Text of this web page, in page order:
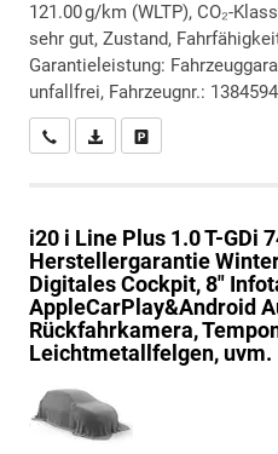
121.00 g/km (WLTP), CO₂-
sehr gut, Zustand,
Garantieleistung:
unfallfrei, Fahrzeugnr.: 1384594
Wir rufen Sie an
PDF-Datei,
i20 i Line Plus 1.0 T-GDi
Herstellergarantie
Digitales Cockpit, 8"
AppleCarPlay&Android
Rückfahrkamera,
Leichtmetallfelgen, uvm.